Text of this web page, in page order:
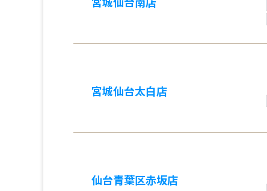
宮城仙台太白店
仙台青葉区赤坂店